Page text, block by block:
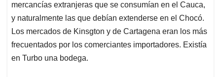
mercancías extranjeras que se consumían en el Cauca,
y naturalmente las que debían extenderse en el Chocó.
Los mercados de Kinsgton y de Cartagena eran los más
frecuentados por los comerciantes importadores. Existía
en Turbo una bodega.